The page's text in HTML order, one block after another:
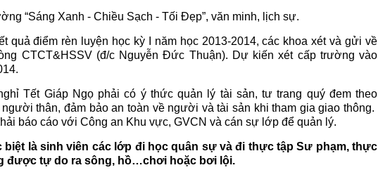
“Sáng Xanh - Chiều Sạch - Tối Đẹp”, văn minh, lịch sự.
quả điểm rèn luyện học kỳ I năm học 2013-2014, các khoa xét và gửi về
CTCT&HSSV (đ/c Nguyễn Đức Thuận). Dự kiến xét cấp trường vào
Tết Giáp Ngọ phải có ý thức quản lý tài sản, tư trang quý đem theo
thân, đảm bảo an toàn về người và tài sản khi tham gia giao thông.
báo cáo với Công an Khu vực, GVCN và cán sự lớp để quản lý.
biệt là sinh viên các lớp đi học quân sự và đi thực tập Sư phạm, thực
được tự do ra sông, hồ…chơi hoặc bơi lội.